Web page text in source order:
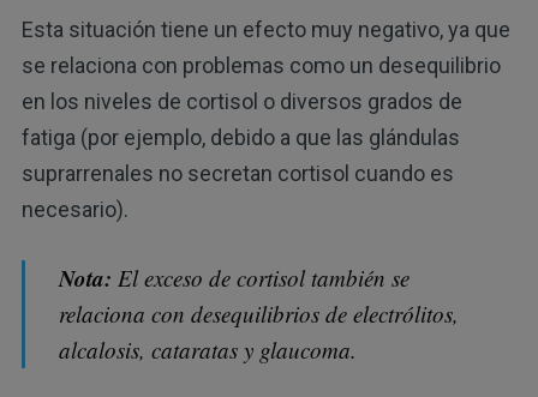
Esta situación tiene un efecto muy negativo, ya que
se relaciona con problemas como un desequilibrio
en los niveles de cortisol o diversos grados de
fatiga (por ejemplo, debido a que las glándulas
suprarrenales no secretan cortisol cuando es
necesario).
Nota: El exceso de cortisol también se
relaciona con desequilibrios de electrólitos,
alcalosis, cataratas y glaucoma.